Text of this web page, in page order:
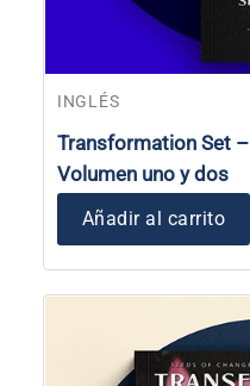
INGLÉS
Transformation Set –
Volumen uno y dos
Añadir al carrito